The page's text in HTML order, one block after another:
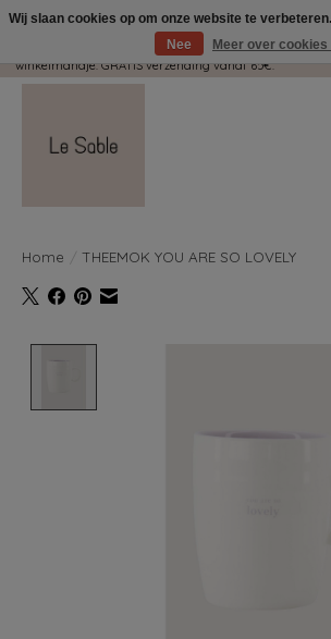
Wij pakken met plezier jouw kadootjes GRATIS in! Duid
winkelmandje. GRATIS verzending vanaf 65€.
Home THEEMOK YOU ARE SO LOVELY
Wij slaan cookies op om onze website te
Nee
Meer over cookies